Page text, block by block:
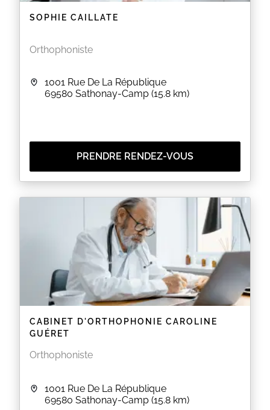
SOPHIE CAILLATE
Orthophoniste
1001 Rue De La République
69580 Sathonay-Camp (15.8 km)
PRENDRE RENDEZ-VOUS
CABINET D'ORTHOPHONIE CAROLINE
GUÉRET
Orthophoniste
1001 Rue De La République
69580 Sathonay-Camp (15.8 km)